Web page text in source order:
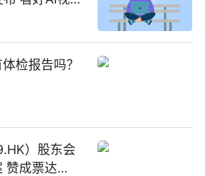
效
检报告吗？
）股东会
赞成票达